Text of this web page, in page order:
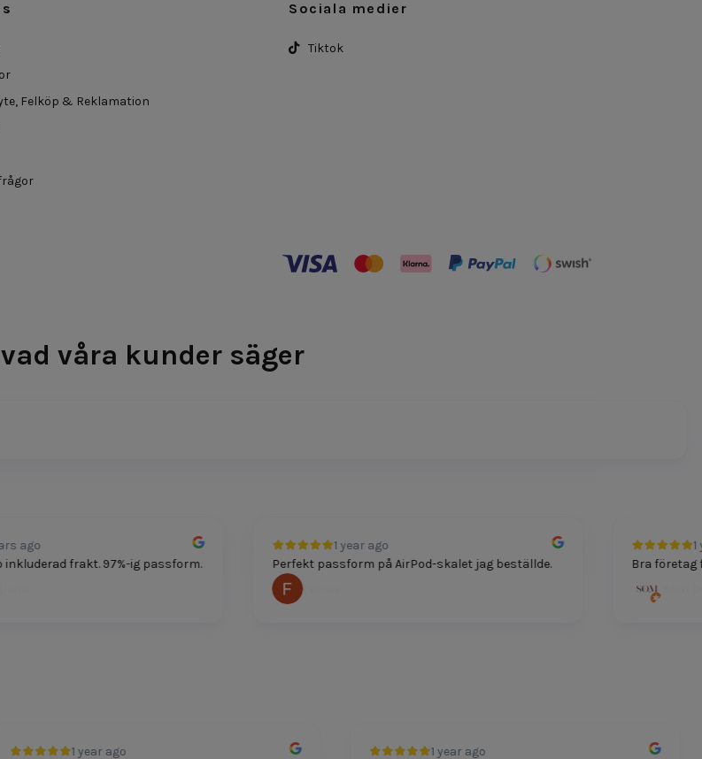
Felköp & Reklamation
Sociala medier
Tiktok
våra kunder säger
ago
frakt. 97%-ig passform.
1 year ago
Perfekt passform på AirPod-skalet jag beställde.
Felicia
1
Bra företag
Som
1 year ago
1 year ago